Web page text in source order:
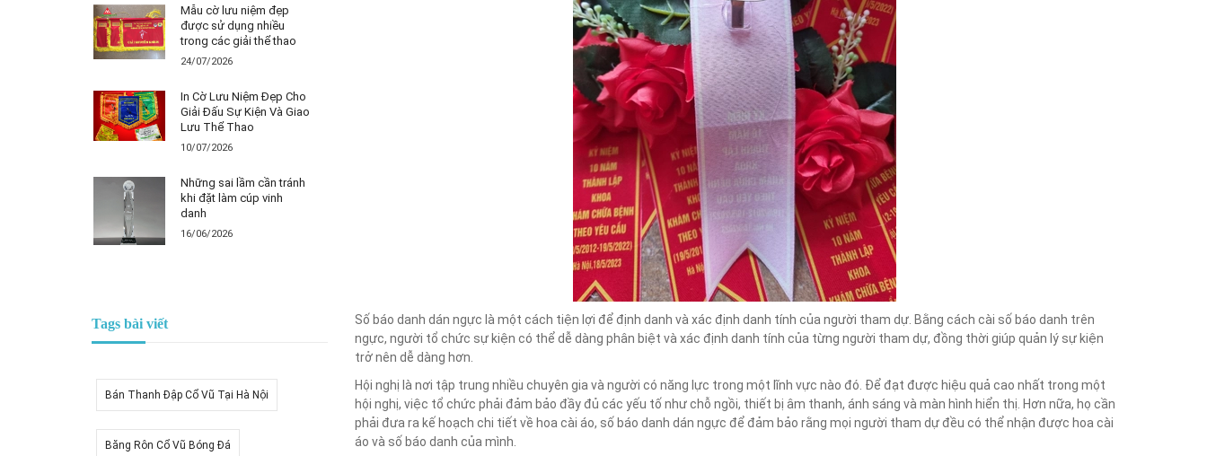
Mẫu cờ lưu niệm đẹp
được sử dụng nhiều
trong các giải thể thao
24/07/2026
In Cờ Lưu Niệm Đẹp Cho
Giải Đấu Sự Kiện Và Giao
Lưu Thể Thao
10/07/2026
Những sai lầm cần tránh
khi đặt làm cúp vinh
danh
16/06/2026
Tags bài viết
Bán Thanh Đập Cổ Vũ Tại Hà Nội
Băng Rôn Cổ Vũ Bóng Đá
Số báo danh dán ngực là một cách tiện lợi để định danh và xác định danh tính của người tham dự. Bằng cách cài số báo danh trên
ngực, người tổ chức sự kiện có thể dễ dàng phân biệt và xác định danh tính của từng người tham dự, đồng thời giúp quản lý sự kiện
trở nên dễ dàng hơn.
Hội nghị là nơi tập trung nhiều chuyên gia và người có năng lực trong một lĩnh vực nào đó. Để đạt được hiệu quả cao nhất trong một
hội nghị, việc tổ chức phải đảm bảo đầy đủ các yếu tố như chỗ ngồi, thiết bị âm thanh, ánh sáng và màn hình hiển thị. Hơn nữa, họ cần
phải đưa ra kế hoạch chi tiết về hoa cài áo, số báo danh dán ngực để đảm bảo rằng mọi người tham dự đều có thể nhận được hoa cài
áo và số báo danh của mình.